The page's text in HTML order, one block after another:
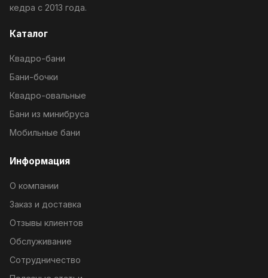
кедра с 2013 года.
Каталог
Квадро-бани
Бани-бочки
Квадро-овальные
Бани из минибруса
Мобильные бани
Информация
О компании
Заказ и доставка
Отзывы клиентов
Обслуживание
Сотрудничество